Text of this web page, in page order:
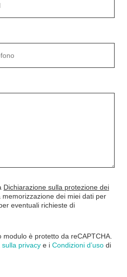
Dichiarazione sulla protezione dei
memorizzazione dei miei dati per
eventuali richieste di
è protetto da reCAPTCHA.
privacy e i Condizioni d’uso di